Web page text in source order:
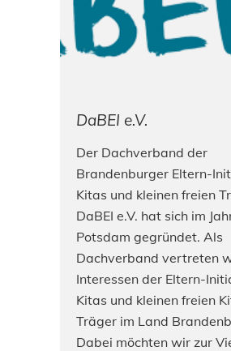
DaBEI e.V.
Der Dachverband der
Brandenburger Eltern-
Kitas und kleinen freien
DaBEI e.V. hat sich im
Potsdam gegründet. Als
Dachverband vertreten
Interessen der Eltern-
Kitas und kleinen freien
Träger im Land
Dabei möchten wir zur